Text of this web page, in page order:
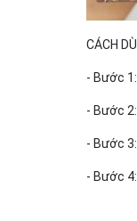
CÁCH
- Bước
- Bước
- Bước
- Bước